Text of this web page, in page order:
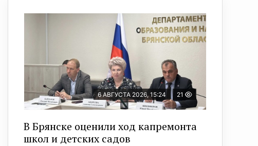
6 АВГУСТА 2026, 15:24 21
В Брянске оценили ход капремонта
школ и детских садов